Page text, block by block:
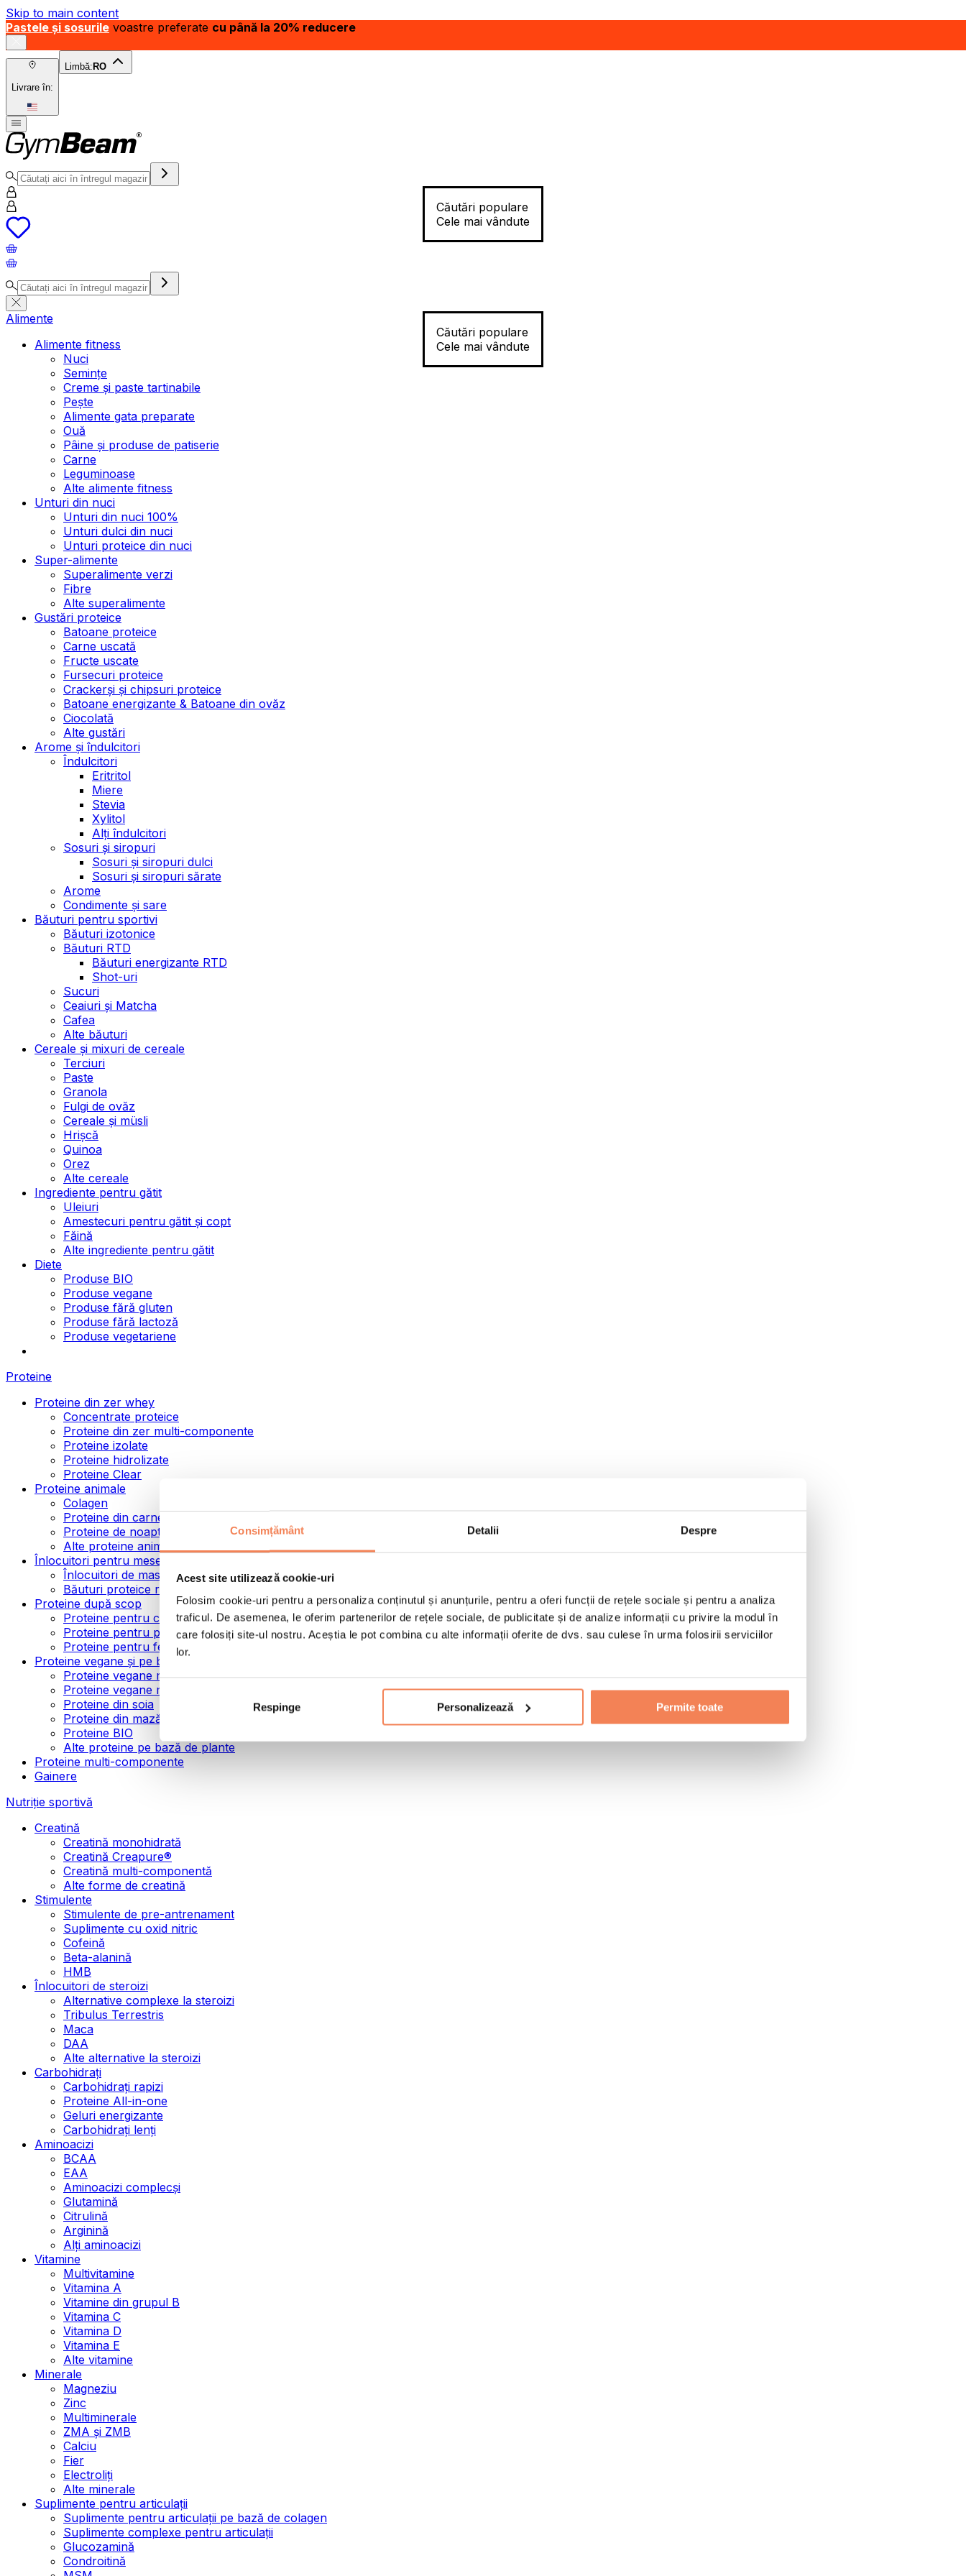
Consimțământ Detalii Despre
Acest site utilizează cookie-uri
Folosim cookie-uri pentru a personaliza conținutul și anunțurile, pentru a oferi funcții de rețele sociale și pentru a analiza
traficul. De asemenea, le oferim partenerilor de rețele sociale, de publicitate și de analize informații cu privire la modul în
care folosiți site-ul nostru. Aceștia le pot combina cu alte informații oferite de dvs. sau culese în urma folosirii serviciilor
lor.
Respinge Personalizează Permite toate
Skip to main content
Pastele și sosurile voastre preferate cu până la 20% reducere
Livrare în:
Limbă: RO
Căutări populare
Cele mai vândute
Căutări populare
Cele mai vândute
Alimente
Alimente fitness
Nuci
Semințe
Creme și paste tartinabile
Pește
Alimente gata preparate
Ouă
Pâine și produse de patiserie
Carne
Leguminoase
Alte alimente fitness
Unturi din nuci
Unturi din nuci 100%
Unturi dulci din nuci
Unturi proteice din nuci
Super-alimente
Superalimente verzi
Fibre
Alte superalimente
Gustări proteice
Batoane proteice
Carne uscată
Fructe uscate
Fursecuri proteice
Crackerși și chipsuri proteice
Batoane energizante & Batoane din ovăz
Ciocolată
Alte gustări
Arome și îndulcitori
Îndulcitori
Eritritol
Miere
Stevia
Xylitol
Alți îndulcitori
Sosuri și siropuri
Sosuri și siropuri dulci
Sosuri și siropuri sărate
Arome
Condimente și sare
Băuturi pentru sportivi
Băuturi izotonice
Băuturi RTD
Băuturi energizante RTD
Shot-uri
Sucuri
Ceaiuri și Matcha
Cafea
Alte băuturi
Cereale și mixuri de cereale
Terciuri
Paste
Granola
Fulgi de ovăz
Cereale și müsli
Hrișcă
Quinoa
Orez
Alte cereale
Ingrediente pentru gătit
Uleiuri
Amestecuri pentru gătit și copt
Făină
Alte ingrediente pentru gătit
Diete
Produse BIO
Produse vegane
Produse fără gluten
Produse fără lactoză
Produse vegetariene
Proteine
Proteine din zer whey
Concentrate proteice
Proteine din zer multi-componente
Proteine izolate
Proteine hidrolizate
Proteine Clear
Proteine animale
Colagen
Proteine din carne de vită
Proteine de noapte
Alte proteine animale
Înlocuitori pentru mese
Înlocuitori de masă pulbere
Băuturi proteice ready to drink
Proteine după scop
Proteine pentru creșterea masei musculare
Proteine pentru pierderea în greutate
Proteine pentru femei
Proteine vegane și pe bază de plante
Proteine vegane mono-componente
Proteine vegane multi-componente
Proteine din soia
Proteine din mazăre
Proteine BIO
Alte proteine pe bază de plante
Proteine multi-componente
Gainere
Nutriție sportivă
Creatină
Creatină monohidrată
Creatină Creapure®
Creatină multi-componentă
Alte forme de creatină
Stimulente
Stimulente de pre-antrenament
Suplimente cu oxid nitric
Cofeină
Beta-alanină
HMB
Înlocuitori de steroizi
Alternative complexe la steroizi
Tribulus Terrestris
Maca
DAA
Alte alternative la steroizi
Carbohidrați
Carbohidrați rapizi
Proteine All-in-one
Geluri energizante
Carbohidrați lenți
Aminoacizi
BCAA
EAA
Aminoacizi complecși
Glutamină
Citrulină
Arginină
Alți aminoacizi
Vitamine
Multivitamine
Vitamina A
Vitamine din grupul B
Vitamina C
Vitamina D
Vitamina E
Alte vitamine
Minerale
Magneziu
Zinc
Multiminerale
ZMA și ZMB
Calciu
Fier
Electroliți
Alte minerale
Suplimente pentru articulații
Suplimente pentru articulații pe bază de colagen
Suplimente complexe pentru articulații
Glucozamină
Condroitină